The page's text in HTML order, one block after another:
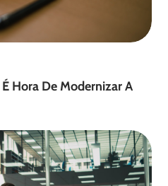
Hora De Modernizar A